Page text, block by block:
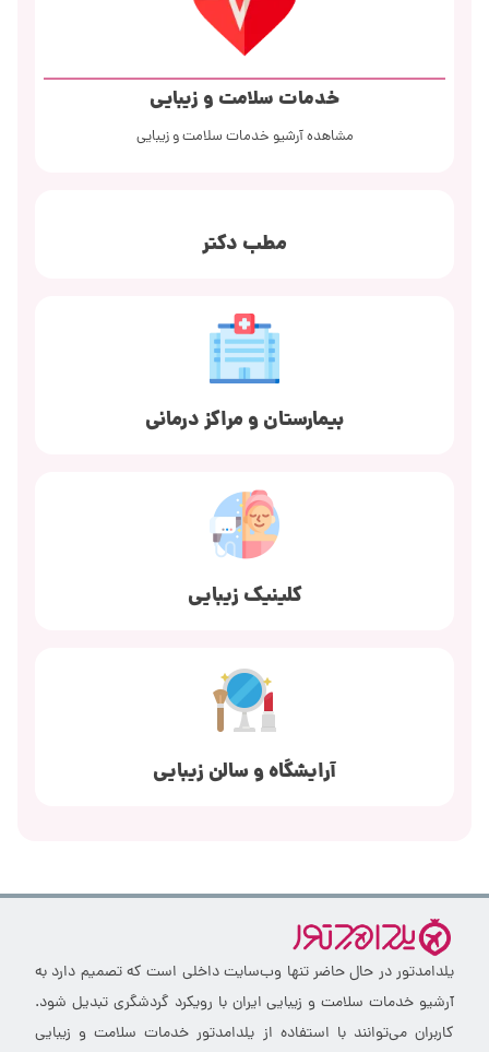
خدمات سلامت و زیبایی
مشاهده آرشیو خدمات سلامت و زیبایی
مطب دکتر
بیمارستان و مراکز درمانی
کلینیک زیبایی
آرایشگاه و سالن زیبایی
یلدامدتور در حال حاضر تنها وب‌سایت داخلی است که تصمیم دارد به
آرشیو خدمات سلامت و زیبایی ایران با رویکرد گردشگری تبدیل شود.
کاربران می‌توانند با استفاده از یلدامدتور خدمات سلامت و زیبایی